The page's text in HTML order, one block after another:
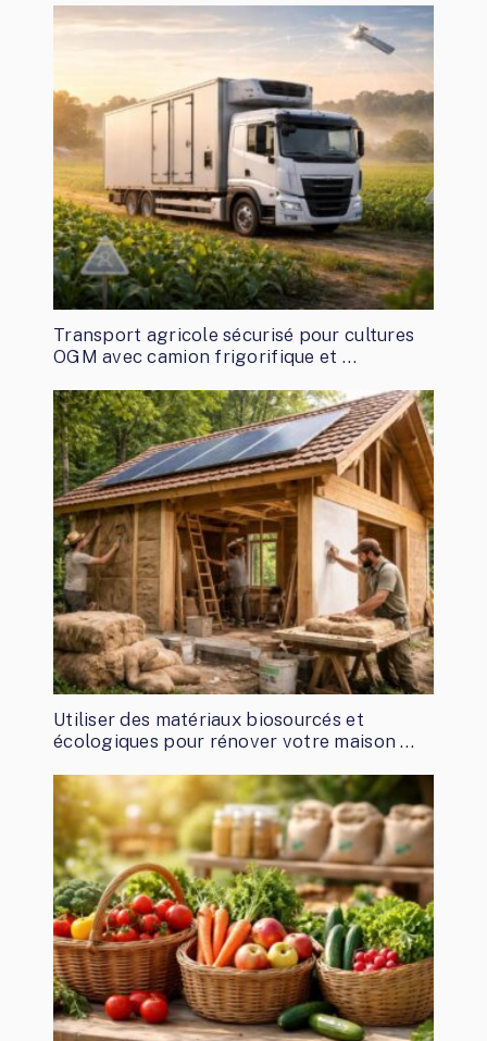
Transport agricole sécurisé pour cultures
OGM avec camion frigorifique et …
Utiliser des matériaux biosourcés et
écologiques pour rénover votre maison …